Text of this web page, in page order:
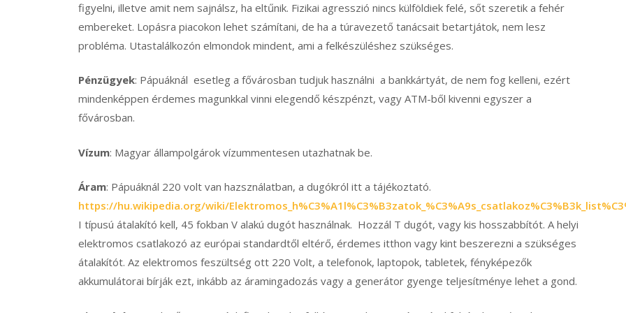
figyelni, illetve amit nem sajnálsz, ha eltűnik. Fizikai agresszió nincs külföldiek felé, sőt szeretik a fehér
embereket. Lopásra piacokon lehet számítani, de ha a túravezető tanácsait betartjátok, nem lesz
probléma. Utastalálkozón elmondok mindent, ami a felkészüléshez szükséges.
Pénzügyek: Pápuáknál esetleg a fővárosban tudjuk használni a bankkártyát, de nem fog kelleni, ezért
mindenképpen érdemes magunkkal vinni elegendő készpénzt, vagy ATM-ből kivenni egyszer a
fővárosban.
Vízum: Magyar állampolgárok vízummentesen utazhatnak be.
Áram: Pápuáknál 220 volt van hazsználatban, a dugókról itt a tájékoztató.
https://hu.wikipedia.org/wiki/
I típusú átalakító kell, 45 fokban V alakú dugót használnak. Hozzál T dugót, vagy kis hosszabbítót. A helyi
elektromos csatlakozó az európai standardtől eltérő, érdemes itthon vagy kint beszerezni a szükséges
átalakítót. Az elektromos feszültség ott 220 Volt, a telefonok, laptopok, tabletek, fényképezők
akkumulátorai bírják ezt, inkább az áramingadozás vagy a generátor gyenge teljesítménye lehet a gond.